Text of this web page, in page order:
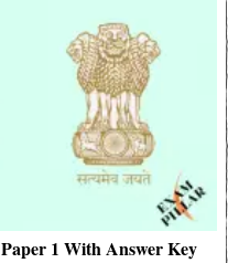
1 With Answer Key